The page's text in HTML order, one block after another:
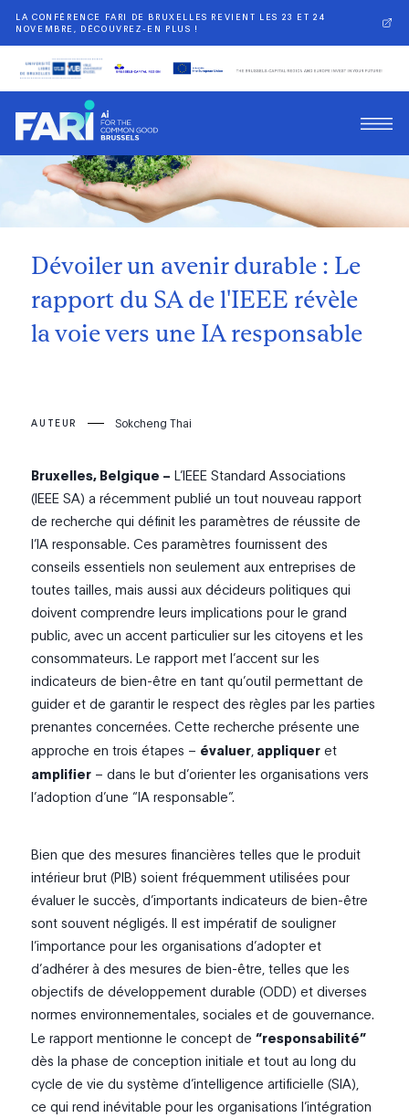
LA CONFÉRENCE FARI DE BRUXELLES REVIENT LES 23 ET 24
NOVEMBRE, DÉCOUVREZ-EN PLUS !
Retour
Dévoiler un avenir durable : Le
rapport du SA de l'IEEE révèle
la voie vers une IA responsable
AUTEUR Sokcheng Thai
Bruxelles, Belgique – L’IEEE Standard Associations
(IEEE SA) a récemment publié un tout nouveau rapport
de recherche qui définit les paramètres de réussite de
l’IA responsable. Ces paramètres fournissent des
conseils essentiels non seulement aux entreprises de
toutes tailles, mais aussi aux décideurs politiques qui
doivent comprendre leurs implications pour le grand
public, avec un accent particulier sur les citoyens et les
consommateurs. Le rapport met l’accent sur les
indicateurs de bien-être en tant qu’outil permettant de
guider et de garantir le respect des règles par les parties
prenantes concernées. Cette recherche présente une
approche en trois étapes – évaluer, appliquer et
amplifier – dans le but d’orienter les organisations vers
l’adoption d’une “IA responsable”.
Bien que des mesures financières telles que le produit
intérieur brut (PIB) soient fréquemment utilisées pour
évaluer le succès, d’importants indicateurs de bien-être
sont souvent négligés. Il est impératif de souligner
l’importance pour les organisations d’adopter et
d’adhérer à des mesures de bien-être, telles que les
objectifs de développement durable (ODD) et diverses
normes environnementales, sociales et de gouvernance.
Le rapport mentionne le concept de“responsabilité”
dès la phase de conception initiale et tout au long du
cycle de vie du système d’intelligence artificielle (SIA),
ce qui rend inévitable pour les organisations l’intégration